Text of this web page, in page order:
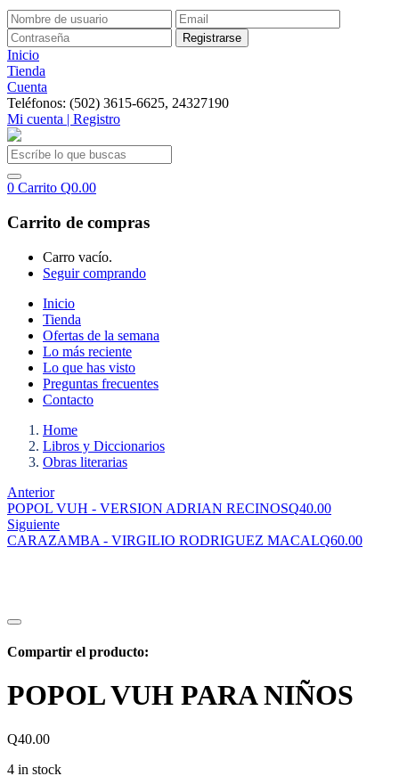
Inicio
Tienda
Cuenta
Teléfonos: (502) 3615-6625, 24327190
Mi cuenta | Registro
0 Carrito Q0.00
Carrito de compras
Carro vacío.
Seguir comprando
Inicio
Tienda
Ofertas de la semana
Lo más reciente
Lo que has visto
Preguntas frecuentes
Contacto
Home
Libros y Diccionarios
Obras literarias
Anterior
POPOL VUH - VERSION ADRIAN RECINOSQ40.00
Siguiente
CARAZAMBA - VIRGILIO RODRIGUEZ MACALQ60.00
Compartir el producto:
POPOL VUH PARA NIÑOS
Q40.00
4 in stock